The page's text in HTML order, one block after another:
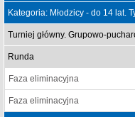
Kategoria: Młodzicy - do 14 lat.
Turniej główny. Grupowo-
Runda
Faza eliminacyjna
Faza eliminacyjna